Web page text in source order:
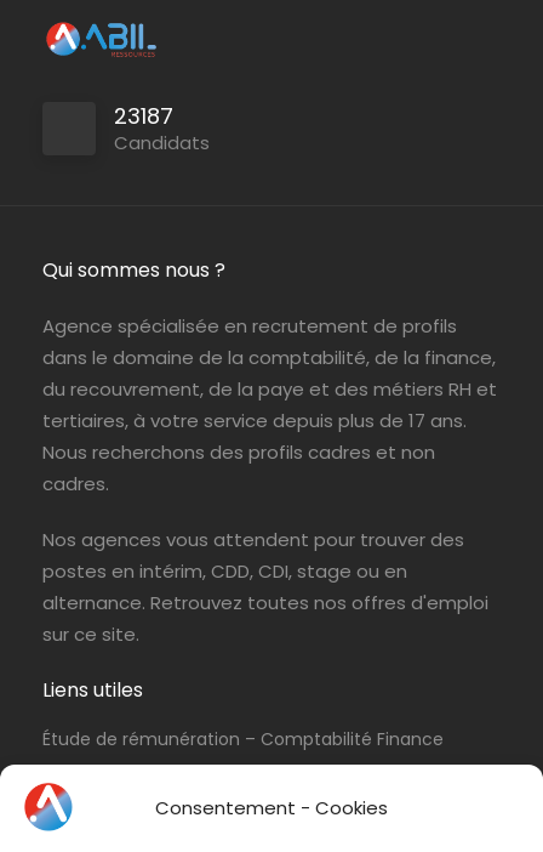
Consentement - Cookies
23187
Candidats
Qui sommes nous ?
Agence spécialisée en recrutement de profils
dans le domaine de la comptabilité, de la finance,
du recouvrement, de la paye et des métiers RH et
tertiaires, à votre service depuis plus de 17 ans.
Nous recherchons des profils cadres et non
cadres.
Nos agences vous attendent pour trouver des
postes en intérim, CDD, CDI, stage ou en
alternance. Retrouvez toutes nos offres d'emploi
sur ce site.
Liens utiles
Étude de rémunération – Comptabilité Finance
Conditions d’utilisation & Politique de
confidentialité